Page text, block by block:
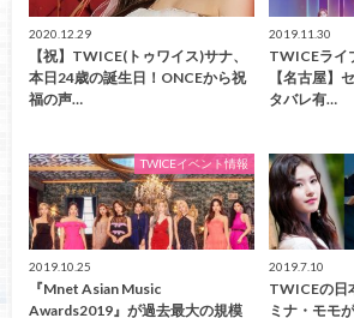
2020.12.29
【祝】TWICE(トゥワイス)サナ、
本日24歳の誕生日！ONCEから祝
福の声…
2019.11.30
TWICEライ
【名古屋】
タバレ有…
TWICEイベント情報
2019.10.25
『Mnet Asian Music
Awards2019』が過去最大の規模
2019.7.10
TWICEの日
ミナ・モモ